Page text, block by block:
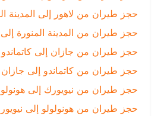
حجز طيران من لاهور إلى المدينة المنورة
حجز طيران من المدينة المنورة إلى لاهور
حجز طيران من جازان إلى كاتماندو |
حجز طيران من كاتماندو إلى جازان
|
حجز طيران من نيويورك إلى هونولولو |
حجز طيران من هونولولو إلى نيويورك |